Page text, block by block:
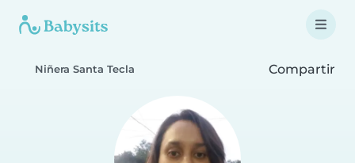
Niñera Santa Tecla Compartir